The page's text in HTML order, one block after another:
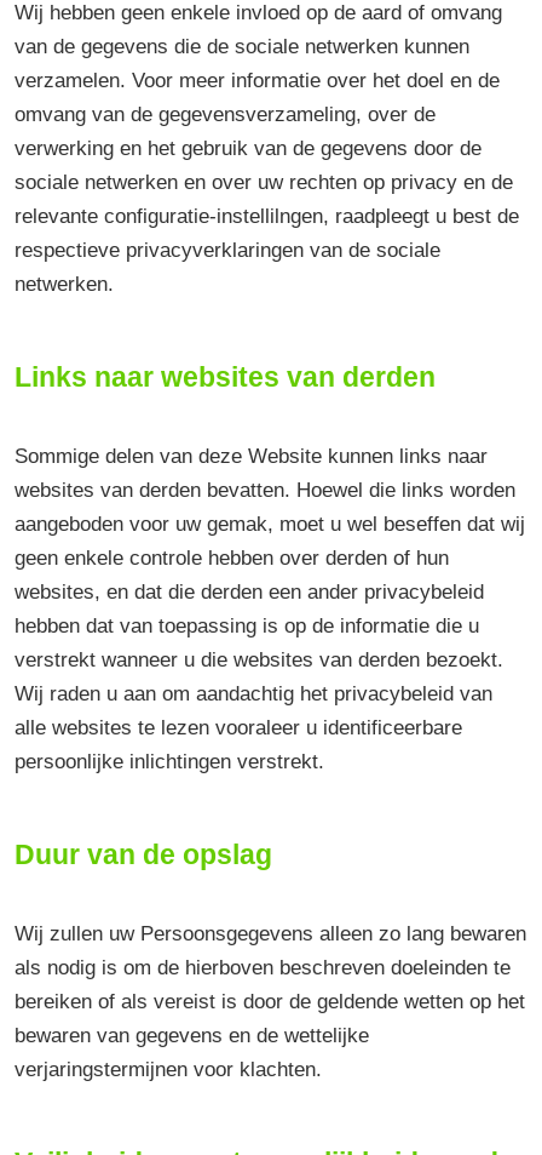
Wij hebben geen enkele invloed op de aard of omvang
van de gegevens die de sociale netwerken kunnen
verzamelen. Voor meer informatie over het doel en de
omvang van de gegevensverzameling, over de
verwerking en het gebruik van de gegevens door de
sociale netwerken en over uw rechten op privacy en de
relevante configuratie-instellilngen, raadpleegt u best de
respectieve privacyverklaringen van de sociale
netwerken.
Links naar websites van derden
Sommige delen van deze Website kunnen links naar
websites van derden bevatten. Hoewel die links worden
aangeboden voor uw gemak, moet u wel beseffen dat wij
geen enkele controle hebben over derden of hun
websites, en dat die derden een ander privacybeleid
hebben dat van toepassing is op de informatie die u
verstrekt wanneer u die websites van derden bezoekt.
Wij raden u aan om aandachtig het privacybeleid van
alle websites te lezen vooraleer u identificeerbare
persoonlijke inlichtingen verstrekt.
Duur van de opslag
Wij zullen uw Persoonsgegevens alleen zo lang bewaren
als nodig is om de hierboven beschreven doeleinden te
bereiken of als vereist is door de geldende wetten op het
bewaren van gegevens en de wettelijke
verjaringstermijnen voor klachten.